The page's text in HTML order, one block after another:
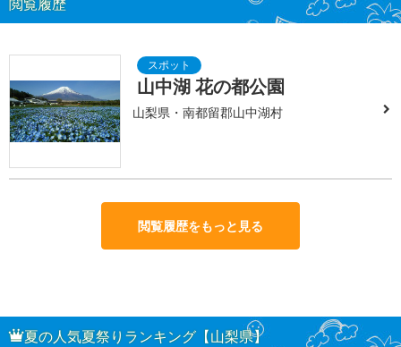
山中湖 花の都公園
山梨県・南都留郡山中湖村
閲覧履歴をもっと見る
夏の人気夏祭りランキング【山梨県】